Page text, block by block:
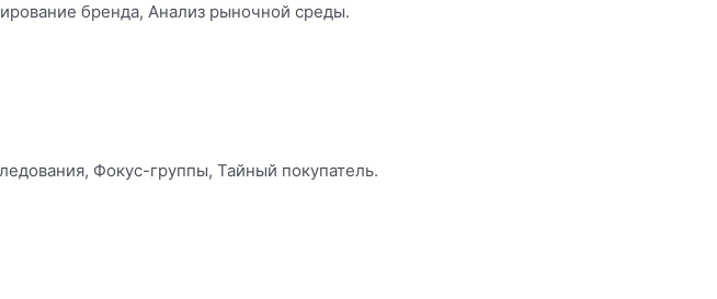
бренда, Анализ рыночной среды.
Фокус-группы, Тайный покупатель.